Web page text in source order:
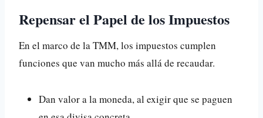
Repensar el Papel de los Impuestos
En el marco de la TMM, los impuestos cumplen
funciones que van mucho más allá de recaudar.
Dan valor a la moneda, al exigir que se paguen